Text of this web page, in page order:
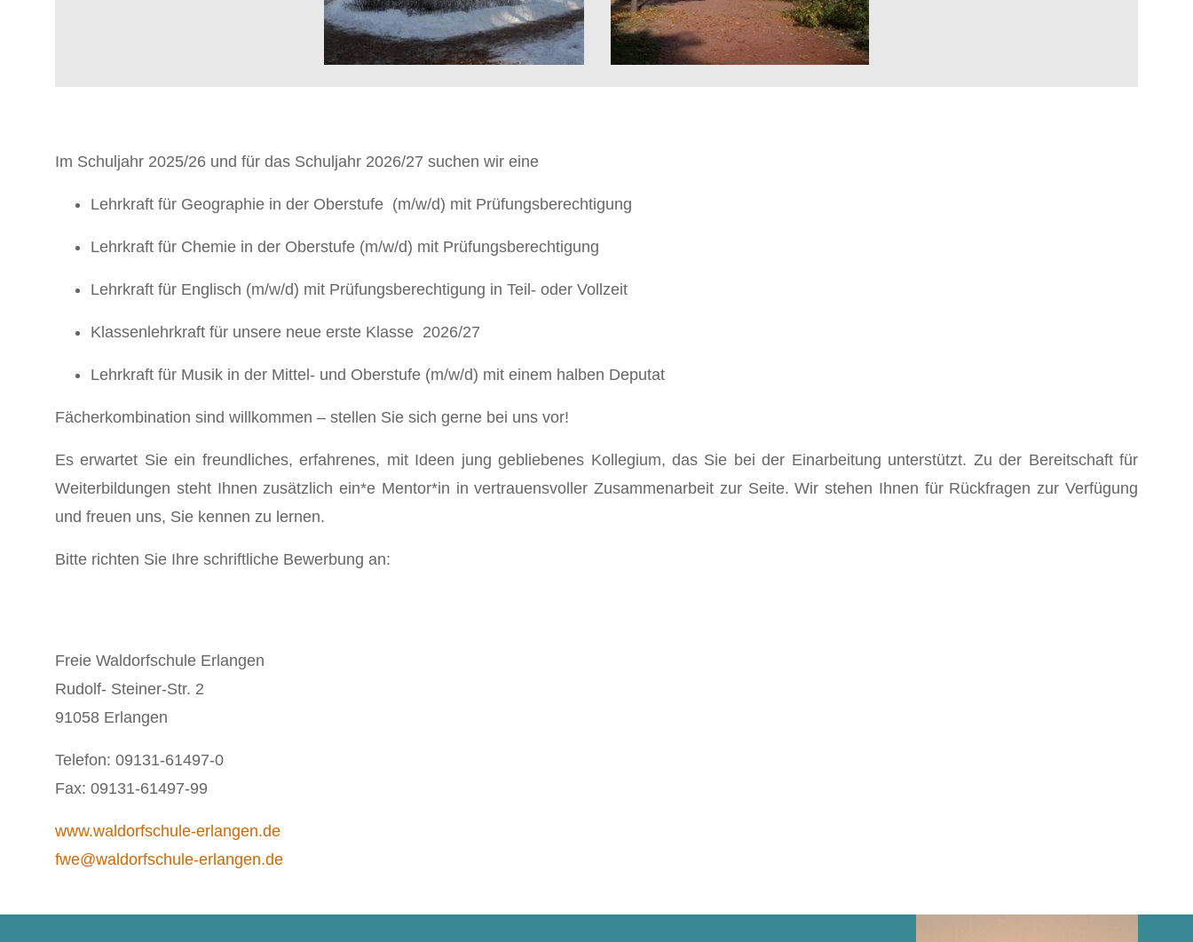
Im Schuljahr 2025/26 und für das Schuljahr 2026/27 suchen wir eine
Lehrkraft für Geographie in der Oberstufe (m/w/d) mit Prüfungsberechtigung
Lehrkraft für Chemie in der Oberstufe (m/w/d) mit Prüfungsberechtigung
Lehrkraft für Englisch (m/w/d) mit Prüfungsberechtigung in Teil- oder Vollzeit
Klassenlehrkraft für unsere neue erste Klasse 2026/27
Lehrkraft für Musik in der Mittel- und Oberstufe (m/w/d) mit einem halben Deputat
Fächerkombination sind willkommen – stellen Sie sich gerne bei uns vor!
Es erwartet Sie ein freundliches, erfahrenes, mit Ideen jung gebliebenes Kollegium, das Sie bei der Einarbeitung unterstützt. Zu der Bereitschaft für
Weiterbildungen steht Ihnen zusätzlich ein*e Mentor*in in vertrauensvoller Zusammenarbeit zur Seite. Wir stehen Ihnen für Rückfragen zur Verfügung
und freuen uns, Sie kennen zu lernen.
Bitte richten Sie Ihre schriftliche Bewerbung an:
Freie Waldorfschule Erlangen
Rudolf- Steiner-Str. 2
91058 Erlangen
Telefon: 09131-61497-0
Fax: 09131-61497-99
www.waldorfschule-erlangen.de
fwe@waldorfschule-erlangen.de